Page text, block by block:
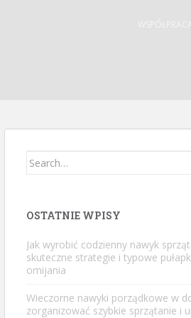
Search
OSTATNIE WPISY
Jak wyrobić codzienny nawyk
skuteczne strategie i typowe
omijania
Wieczorne nawyki porządkowe w
zorganizować szybkie sprzątanie i